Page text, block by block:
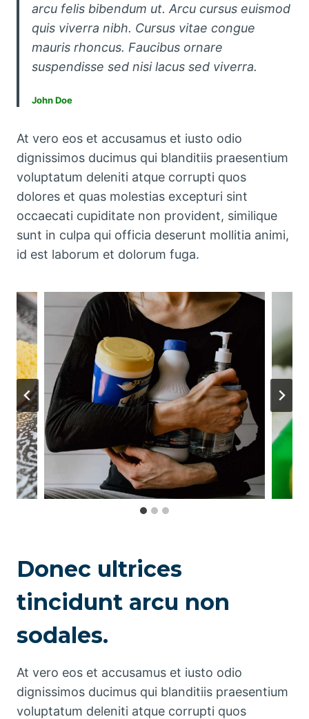
arcu felis bibendum ut. Arcu cursus euismod
quis viverra nibh. Cursus vitae congue
mauris rhoncus. Faucibus ornare
suspendisse sed nisi lacus sed viverra.
John Doe
At vero eos et accusamus et iusto odio
dignissimos ducimus qui blanditiis praesentium
voluptatum deleniti atque corrupti quos
dolores et quas molestias excepturi sint
occaecati cupiditate non provident, similique
sunt in culpa qui officia deserunt mollitia animi,
id est laborum et dolorum fuga.
Donec ultrices
tincidunt arcu non
sodales.
At vero eos et accusamus et iusto odio
dignissimos ducimus qui blanditiis praesentium
voluptatum deleniti atque corrupti quos